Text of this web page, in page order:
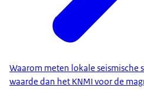
Waarom meten lokale seismische
waarde dan het KNMI voor de